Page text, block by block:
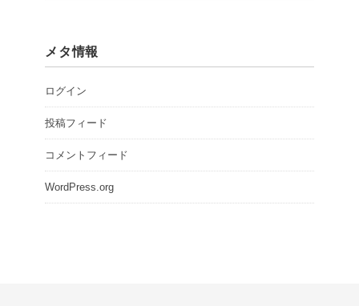
メタ情報
ログイン
投稿フィード
コメントフィード
WordPress.org